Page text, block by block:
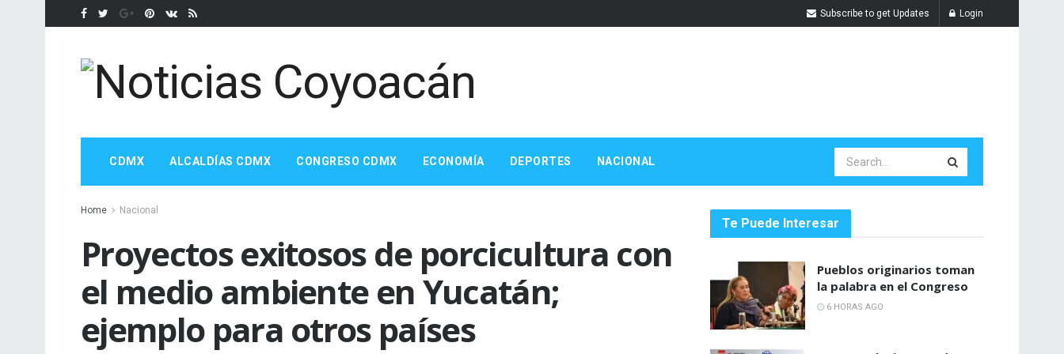
Subscribe to get Updates Login
CDMX ALCALDÍAS CDMX CONGRESO CDMX ECONOMÍA DEPORTES NACIONAL
Home Nacional
Proyectos exitosos de porcicultura con
el medio ambiente en Yucatán;
ejemplo para otros países
Te Puede Interesar
Pueblos originarios toman
la palabra en el Congreso
6 HORAS AGO